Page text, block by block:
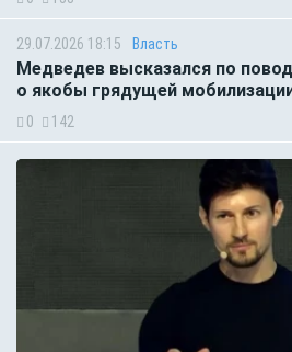
29.07.2026 18:15 Власть
Медведев высказался по
о якобы грядущей
0 142